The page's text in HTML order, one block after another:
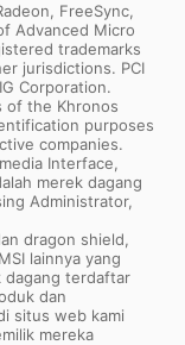
FreeSync,
Advanced Micro
trademarks
jurisdictions. PCI
Corporation.
of the Khronos
purposes
companies.
Interface,
merek dagang
Administrator,
dragon shield,
lainnya yang
dagang terdaftar
dan
situs web kami
mereka